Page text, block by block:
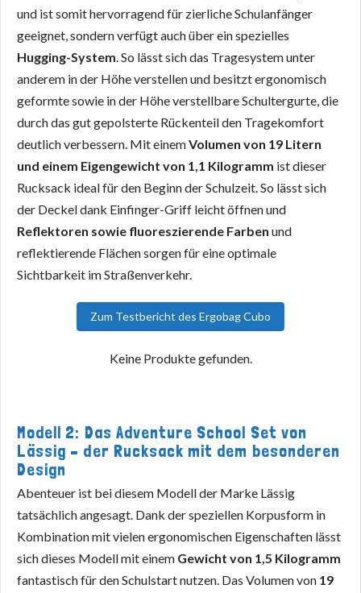
und ist somit hervorragend für zierliche Schulanfänger
geeignet, sondern verfügt auch über ein spezielles
Hugging-System. So lässt sich das Tragesystem unter
anderem in der Höhe verstellen und besitzt ergonomisch
geformte sowie in der Höhe verstellbare Schultergurte, die
durch das gut gepolsterte Rückenteil den Tragekomfort
deutlich verbessern. Mit einemVolumen von 19 Litern
und einem Eigengewicht von 1,1 Kilogramm ist dieser
Rucksack ideal für den Beginn der Schulzeit. So lässt sich
der Deckel dank Einfinger-Griff leicht öffnen und
Reflektoren sowie fluoreszierende Farben und
reflektierende Flächen sorgen für eine optimale
Sichtbarkeit im Straßenverkehr.
Zum Testbericht des Ergobag Cubo
Keine Produkte gefunden.
Modell 2: Das Adventure School Set von
Lässig – der Rucksack mit dem besonderen
Design
Abenteuer ist bei diesem Modell der Marke Lässig
tatsächlich angesagt. Dank der speziellen Korpusform in
Kombination mit vielen ergonomischen Eigenschaften lässt
sich dieses Modell mit einem Gewicht von 1,5 Kilogramm
fantastisch für den Schulstart nutzen. Das Volumen von 19